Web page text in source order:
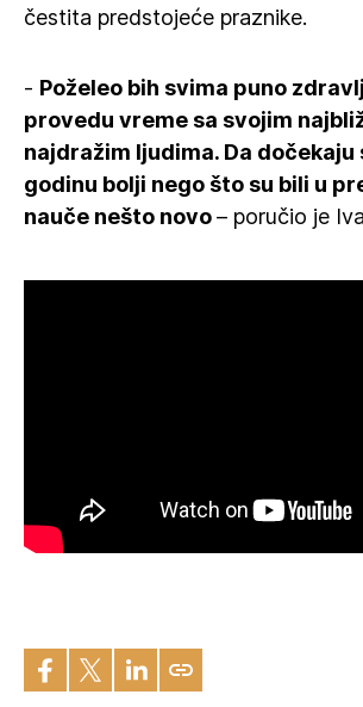
čestita predstojeće praznike.
- Poželeo bih svima puno
provedu vreme sa svojim
najdražim ljudima. Da dočekaju
godinu bolji nego što su bili u
nauče nešto novo– poručio je